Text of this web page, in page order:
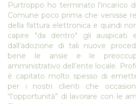
Purtroppo ho terminato l’incarico
Comune poco prima che venisse
della fattura elettronica e quindi
capire "da dentro" gli auspicati
dall’adozione di tali nuove
bene le ansie e le
amministrativo dell’ente locale.
è capitato molto spesso di
per i nostri clienti che
“l’opportunità” di lavorare con le